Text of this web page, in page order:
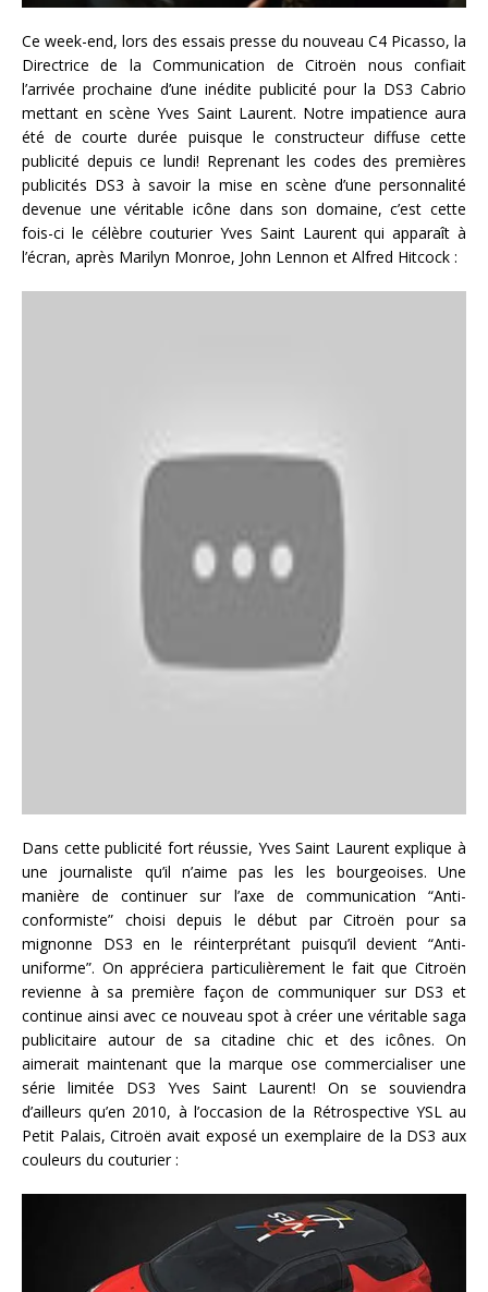
Ce week-end, lors des essais presse du nouveau C4 Picasso, la
Directrice de la Communication de Citroën nous confiait
l’arrivée prochaine d’une inédite publicité pour la DS3 Cabrio
mettant en scène Yves Saint Laurent. Notre impatience aura
été de courte durée puisque le constructeur diffuse cette
publicité depuis ce lundi! Reprenant les codes des premières
publicités DS3 à savoir la mise en scène d’une personnalité
devenue une véritable icône dans son domaine, c’est cette
fois-ci le célèbre couturier Yves Saint Laurent qui apparaît à
l’écran, après Marilyn Monroe, John Lennon et Alfred Hitcock :
Dans cette publicité fort réussie, Yves Saint Laurent explique à
une journaliste qu’il n’aime pas les les bourgeoises. Une
manière de continuer sur l’axe de communication “Anti-
conformiste” choisi depuis le début par Citroën pour sa
mignonne DS3 en le réinterprétant puisqu’il devient “Anti-
uniforme”. On appréciera particulièrement le fait que Citroën
revienne à sa première façon de communiquer sur DS3 et
continue ainsi avec ce nouveau spot à créer une véritable saga
publicitaire autour de sa citadine chic et des icônes. On
aimerait maintenant que la marque ose commercialiser une
série limitée DS3 Yves Saint Laurent! On se souviendra
d’ailleurs qu’en 2010, à l’occasion de la Rétrospective YSL au
Petit Palais, Citroën avait exposé un exemplaire de la DS3 aux
couleurs du couturier :